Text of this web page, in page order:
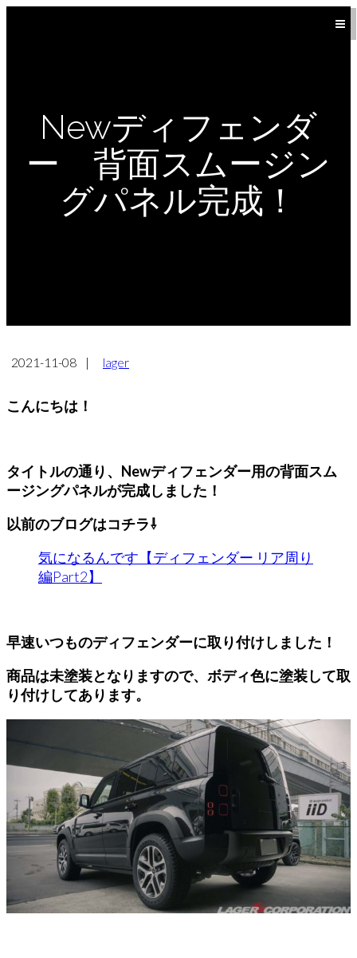
Newディフェンダ
ー 背面スムージン
グパネル完成！
2021-11-08 | lager
こんにちは！
タイトルの通り、Newディフェンダー用の背面スム
ージングパネルが完成しました！
以前のブログはコチラ⇩
気になるんです【ディフェンダー リア周り
編Part2】
早速いつものディフェンダーに取り付けしました！
商品は未塗装となりますので、ボディ色に塗装して取
り付けしてあります。